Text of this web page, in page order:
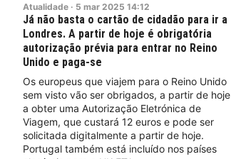
Atualidade · 5 mar 2025 14:12
Já não basta o cartão de cidadão para ir a
Londres. A partir de hoje é obrigatória
autorização prévia para entrar no Reino
Unido e paga-se
Os europeus que viajem para o Reino Unido
sem visto vão ser obrigados, a partir de hoje
a obter uma Autorização Eletrónica de
Viagem, que custará 12 euros e pode ser
solicitada digitalmente a partir de hoje.
Portugal também está incluído nos países